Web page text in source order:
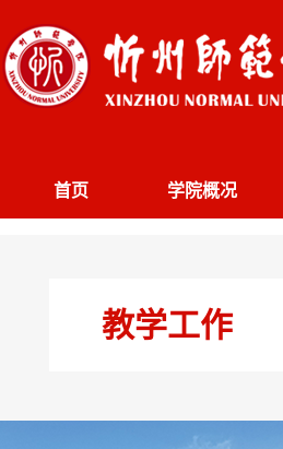
首页 学院概况
教学工作